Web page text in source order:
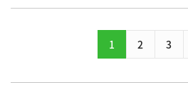
金制度について詳しく知っておきまし
1
2 3